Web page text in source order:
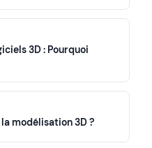
3D : Pourquoi
modélisation 3D ?